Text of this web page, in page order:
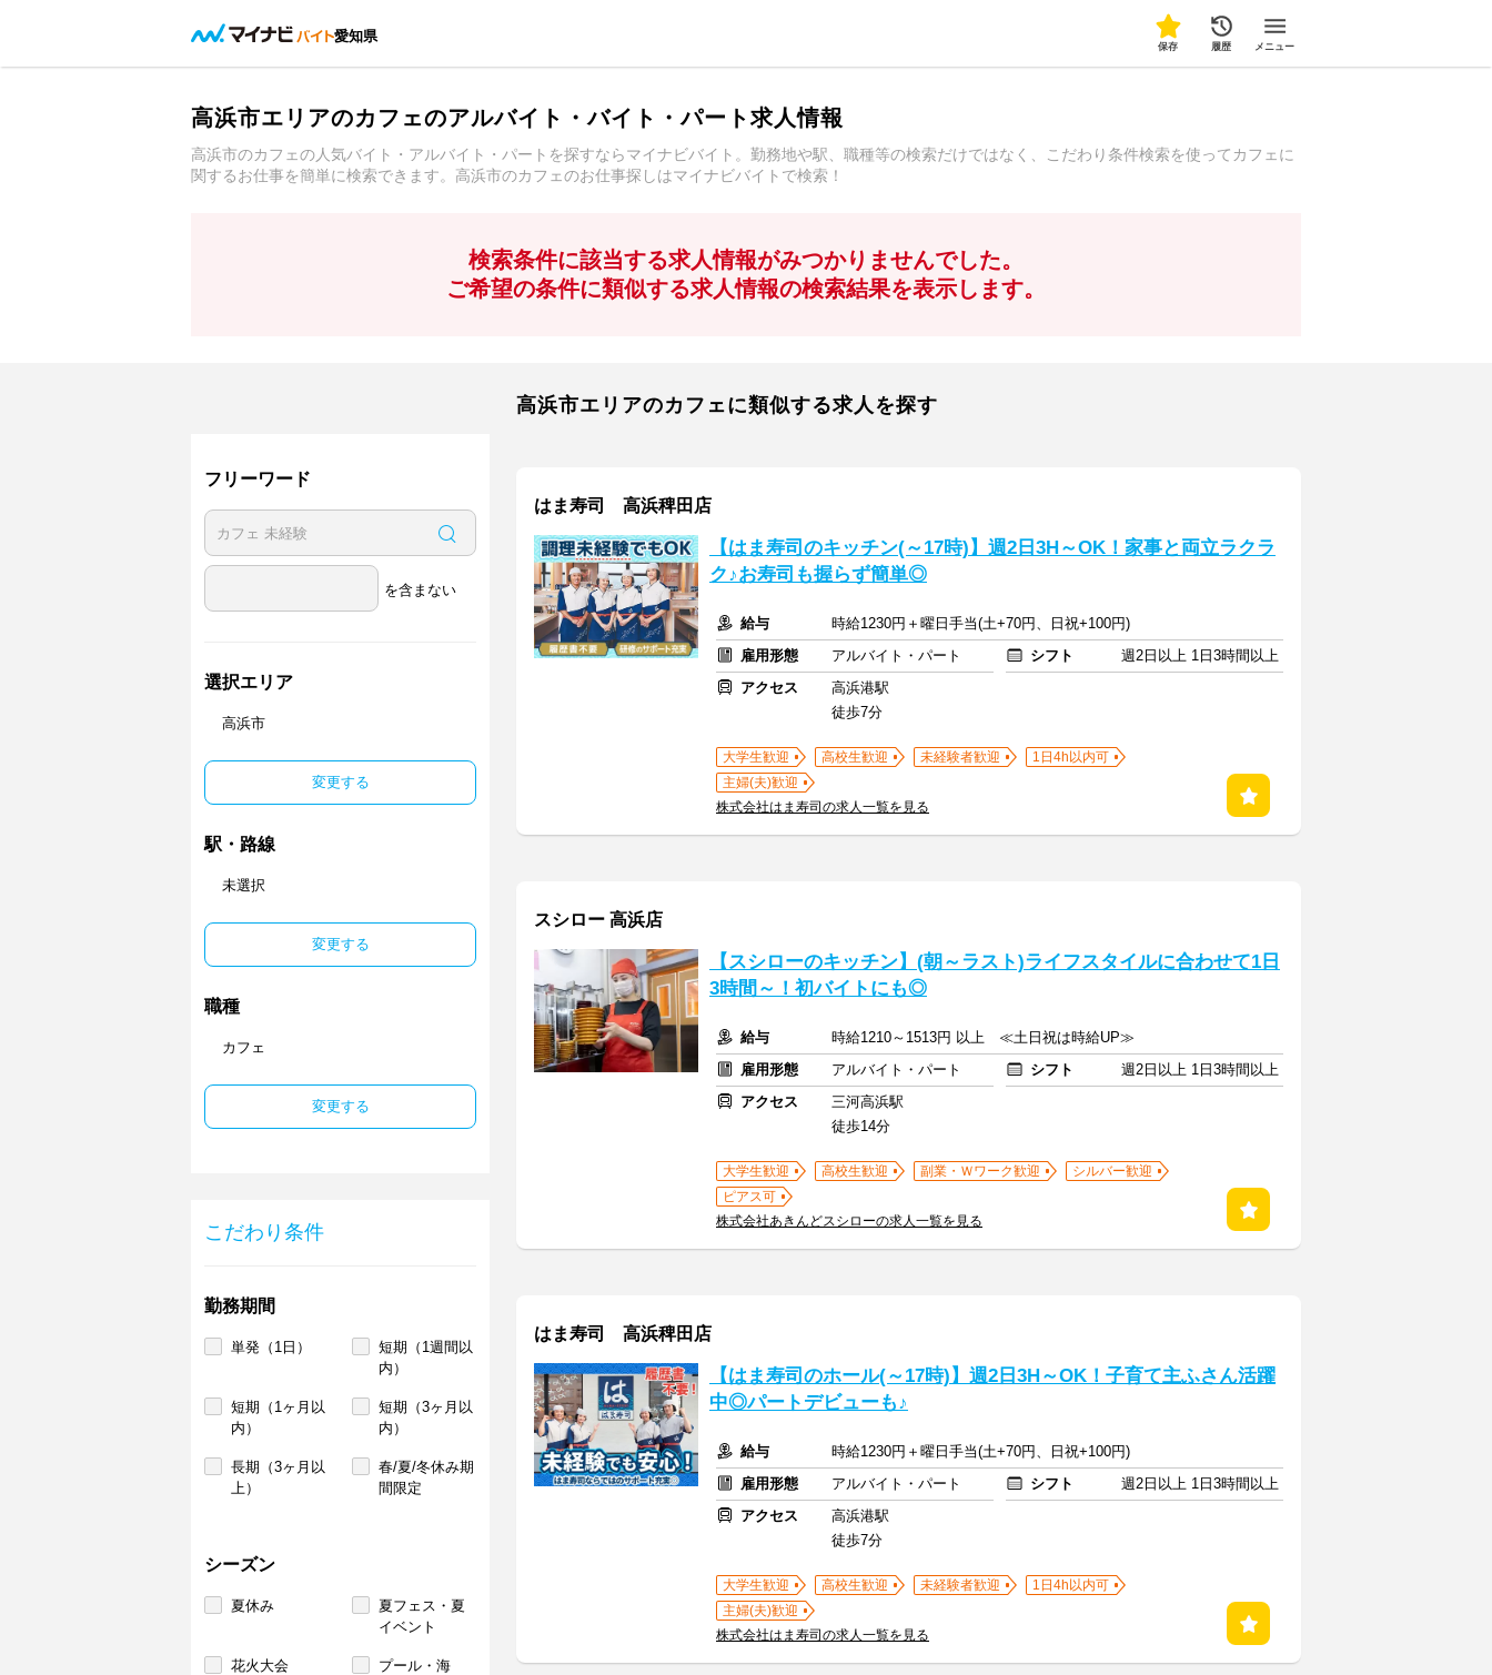
愛知県
保存 履歴 メニュー
高浜市エリアのカフェのアルバイト・バイト・パート求人情報
高浜市のカフェの人気バイト・アルバイト・パートを探すならマイナビバイト。勤務地や駅、職種等の検索だけではなく、こだわり条件検索を使ってカフェに
関するお仕事を簡単に検索できます。高浜市のカフェのお仕事探しはマイナビバイトで検索！
検索条件に該当する求人情報がみつかりませんでした。
ご希望の条件に類似する求人情報の検索結果を表示します。
フリーワード
を含まない
選択エリア
高浜市
変更する
駅・路線
未選択
変更する
職種
カフェ
変更する
こだわり条件
勤務期間
単発（1日）
短期（1週間以
内）
短期（1ヶ月以
内）
短期（3ヶ月以
内）
長期（3ヶ月以
上）
春/夏/冬休み期
間限定
シーズン
夏休み
夏フェス・夏
イベント
花火大会 プール・海
高浜市エリアのカフェに類似する求人を探す
はま寿司 高浜稗田店
【はま寿司のキッチン(～17時)】週2日3H～OK！家事と両立ラクラ
ク♪お寿司も握らず簡単◎
給与
時給1230円＋曜日手当(土+70円、日祝+100円)
雇用形態
アルバイト・パート シフト
週2日以上 1日3時間以上
アクセス
高浜港駅
徒歩7分
大学生歓迎 高校生歓迎 未経験者歓迎
1日4h以内可
主婦(夫)歓迎
株式会社はま寿司の求人一覧を見る
スシロー 高浜店
【スシローのキッチン】(朝～ラスト)ライフスタイルに合わせて1日
3時間～！初バイトにも◎
給与
時給1210～1513円 以上 ≪土日祝は時給UP≫
雇用形態
アルバイト・パート シフト
週2日以上 1日3時間以上
アクセス
三河高浜駅
徒歩14分
大学生歓迎 高校生歓迎 副業・Ｗワーク歓迎
シルバー歓迎
ピアス可
株式会社あきんどスシローの求人一覧を見る
はま寿司 高浜稗田店
【はま寿司のホール(～17時)】週2日3H～OK！子育て主ふさん活躍
中◎パートデビューも♪
給与
時給1230円＋曜日手当(土+70円、日祝+100円)
雇用形態
アルバイト・パート シフト
週2日以上 1日3時間以上
アクセス
高浜港駅
徒歩7分
大学生歓迎 高校生歓迎 未経験者歓迎
1日4h以内可
主婦(夫)歓迎
株式会社はま寿司の求人一覧を見る